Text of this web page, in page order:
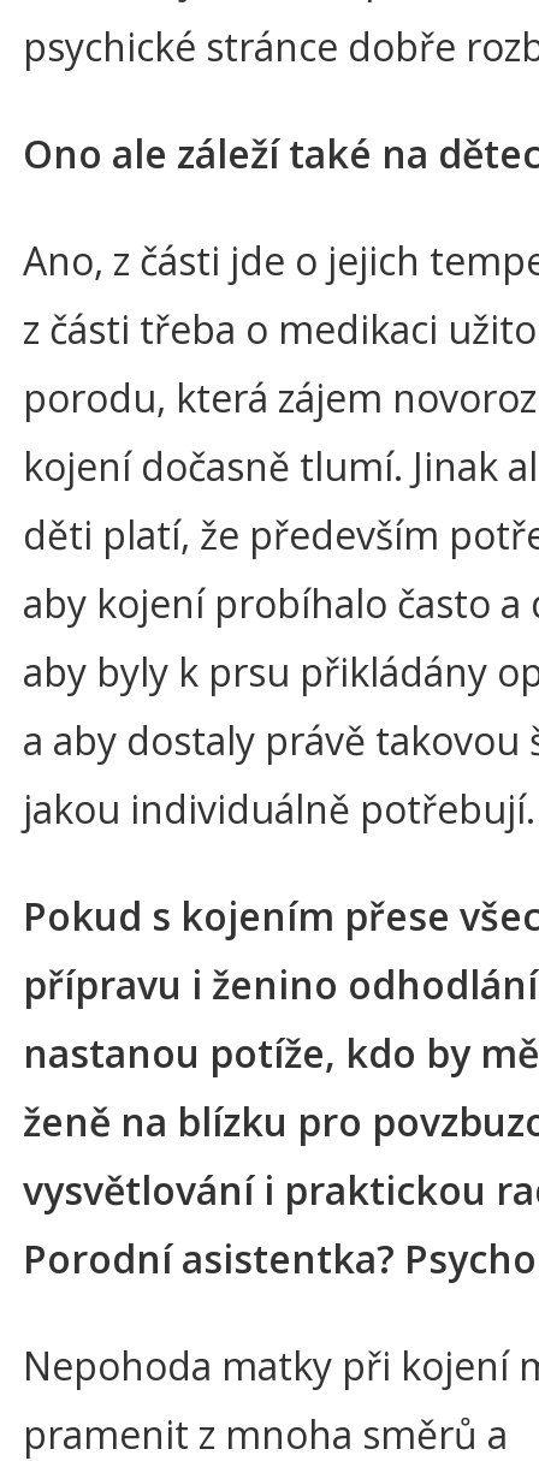
psychické stránce dobře
Ono ale záleží také na
Ano, z části jde o jejich
z části třeba o medikaci
porodu, která zájem
kojení dočasně tlumí. Jinak
děti platí, že především
aby kojení probíhalo často a
aby byly k prsu přikládány
a aby dostaly právě takovou
jakou individuálně potřebují.
Pokud s kojením přese
přípravu i ženino odhodlání
nastanou potíže, kdo by
ženě na blízku pro
vysvětlování i praktickou
Porodní asistentka?
Nepohoda matky při kojení
pramenit z mnoha směrů a